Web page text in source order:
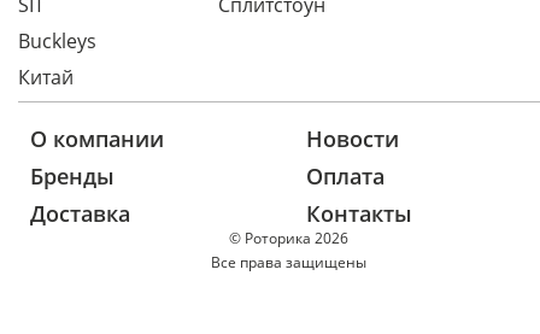
Buckleys
Китай
© Роторика 2026
Все права защищены
О компании
Новости
Бренды
Оплата
Доставка
Контакты